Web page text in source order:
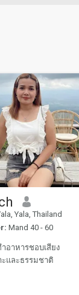
Yala, Thailand
Mand 40 - 60
อาหารชอบเสียง
ะและธรรมชาติ